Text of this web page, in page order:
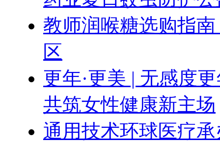
教师润喉糖选购指
区
更年·更美 | 无感度
共筑女性健康新主场
通用技术环球医疗